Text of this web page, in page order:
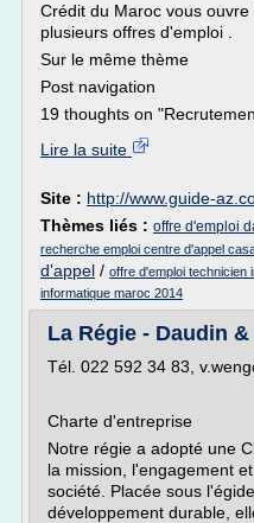
Crédit du Maroc vous
plusieurs offres d'emploi .
Sur le même thème
Post navigation
19 thoughts on
Lire la suite
Site : http://www.guide-
Thèmes liés : offre d'emploi
recherche emploi centre d'appel
d'appel / offre d'emploi technicien
informatique maroc 2014
La Régie - Daudin &
Tél. 022 592 34 83,
Charte d'entreprise
Notre régie a adopté une
la mission, l'engagement
société. Placée sous
développement durable,